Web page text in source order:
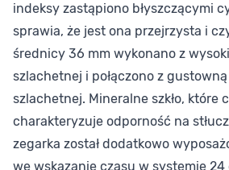
indeksy zastąpiono błyszczącymi
sprawia, że jest ona przejrzysta i
średnicy 36 mm wykonano z
szlachetnej i połączono z
szlachetnej. Mineralne szkło, które
charakteryzuje odporność na
zegarka został dodatkowo
we wskazanie czasu w systemie